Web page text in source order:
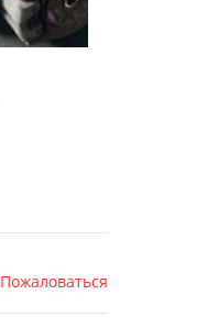
Пожаловаться